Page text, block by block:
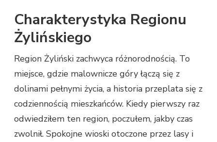
Charakterystyka Regionu
Żylińskiego
Region Żyliński zachwyca różnorodnością. To
miejsce, gdzie malownicze góry łączą się z
dolinami pełnymi życia, a historia przeplata się z
codziennością mieszkańców. Kiedy pierwszy raz
odwiedziłem ten region, poczułem, jakby czas
zwolnił. Spokojne wioski otoczone przez lasy i